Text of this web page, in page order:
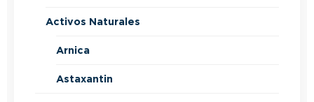
Activos Naturales
Arnica
Astaxantin